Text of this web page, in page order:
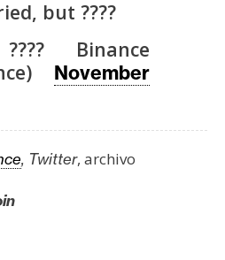
but ????
Binance
November
, Twitter, archivo